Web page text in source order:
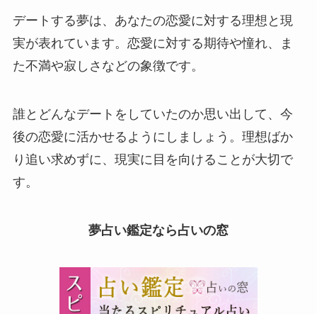
デートする夢は、あなたの恋愛に対する理想と現
実が表れています。恋愛に対する期待や憧れ、ま
た不満や寂しさなどの象徴です。
誰とどんなデートをしていたのか思い出して、今
後の恋愛に活かせるようにしましょう。理想ばか
り追い求めずに、現実に目を向けることが大切で
す。
夢占い鑑定なら占いの窓